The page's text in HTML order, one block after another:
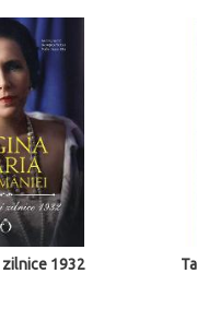
smarald ale lui